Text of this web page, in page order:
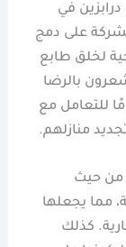
في
على دمج
لخلق طابع
بالرضا
للتعامل مع
منازلهم.
من حيث
مما يجعلها
كذلك